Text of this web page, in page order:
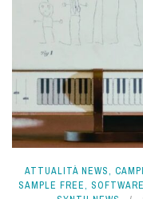
ATTUALITÀ NEWS,
SAMPLE FREE,